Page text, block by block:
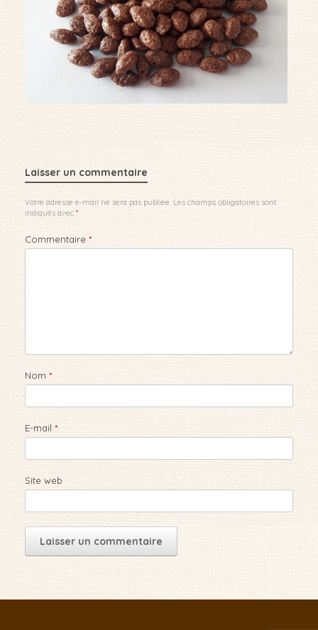
Laisser un commentaire
Votre adresse e-mail ne sera pas publiée. Les champs obligatoires sont
indiqués avec*
Commentaire *
Nom *
E-mail *
Site web